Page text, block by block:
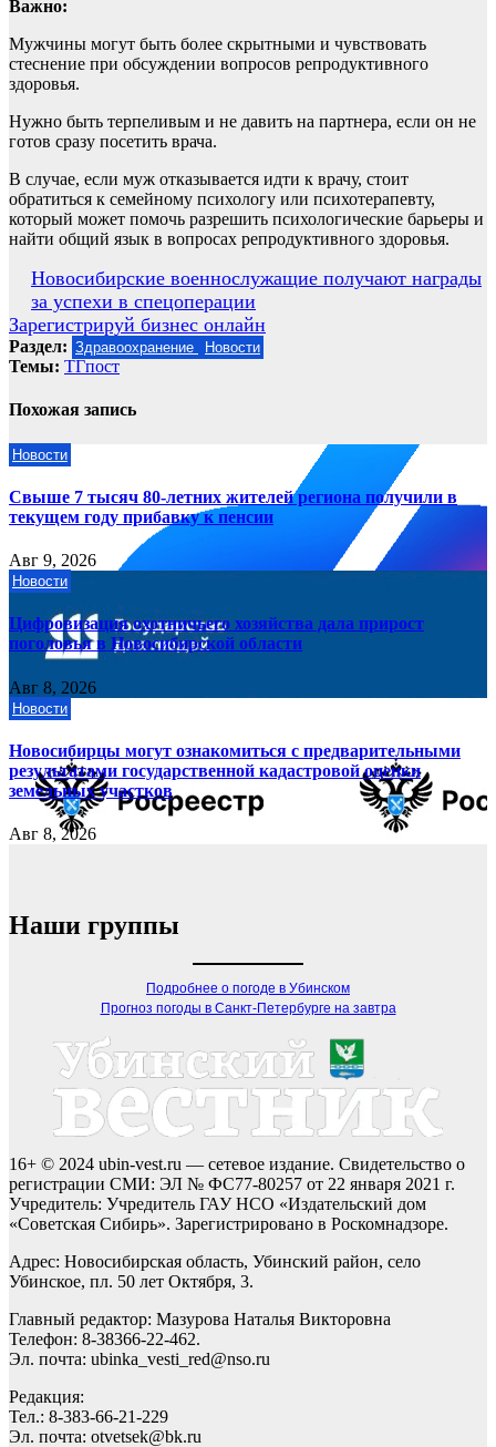
Важно:
Мужчины могут быть более скрытными и чувствовать
стеснение при обсуждении вопросов репродуктивного
здоровья.
Нужно быть терпеливым и не давить на партнера, если он не
готов сразу посетить врача.
В случае, если муж отказывается идти к врачу, стоит
обратиться к семейному психологу или психотерапевту,
который может помочь разрешить психологические барьеры и
найти общий язык в вопросах репродуктивного здоровья.
Навигация
по
записям
Новосибирские военнослужащие получают награды
за успехи в спецоперации
Зарегистрируй бизнес онлайн
Раздел: Здравоохранение Новости
Темы: ТГпост
Похожая запись
Новости
Свыше 7 тысяч 80-летних жителей региона получили в
текущем году прибавку к пенсии
Авг 9, 2026
Новости
Цифровизация охотничьего хозяйства дала прирост
поголовья в Новосибирской области
Авг 8, 2026
Новости
Новосибирцы могут ознакомиться с предварительными
результатами государственной кадастровой оценки
земельных участков
Авг 8, 2026
Наши группы
Подробнее о погоде в Убинском
Прогноз погоды в Санкт-Петербурге на завтра
16+ © 2024 ubin-vest.ru — сетевое издание. Свидетельство о
регистрации СМИ: ЭЛ № ФС77-80257 от 22 января 2021 г.
Учредитель: Учредитель ГАУ НСО «Издательский дом
«Советская Сибирь». Зарегистрировано в Роскомнадзоре.
Адрес: Новосибирская область, Убинский район, село
Убинское, пл. 50 лет Октября, 3.
Главный редактор: Мазурова Наталья Викторовна
Телефон: 8-38366-22-462.
Эл. почта: ubinka_vesti_red@nso.ru
Редакция:
Тел.: 8-383-66-21-229
Эл. почта: otvetsek@bk.ru